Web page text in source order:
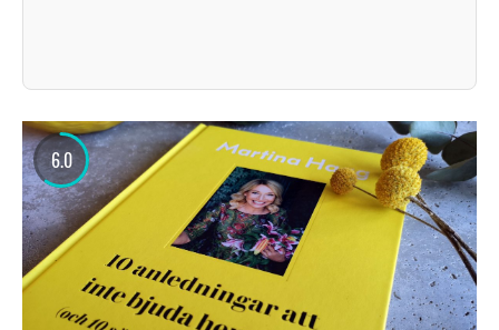
6.0